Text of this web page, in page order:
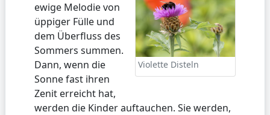
Violette Disteln
ewige Melodie von
üppiger Fülle und
dem Überfluss des
Sommers summen.
Dann, wenn die
Sonne fast ihren
Zenit erreicht hat,
werden die Kinder auftauchen. Sie werden,